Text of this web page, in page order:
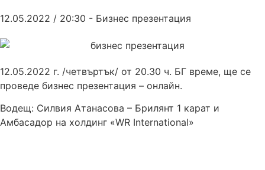
12.05.2022 / 20:30 - Бизнес презентация
12.05.2022 г. /четвъртък/ от 20.30 ч. БГ време, ще се
проведе бизнес презентация – онлайн.
Водещ: Силвия Атанасова – Брилянт 1 карат и
Амбасадор на холдинг «WR International»